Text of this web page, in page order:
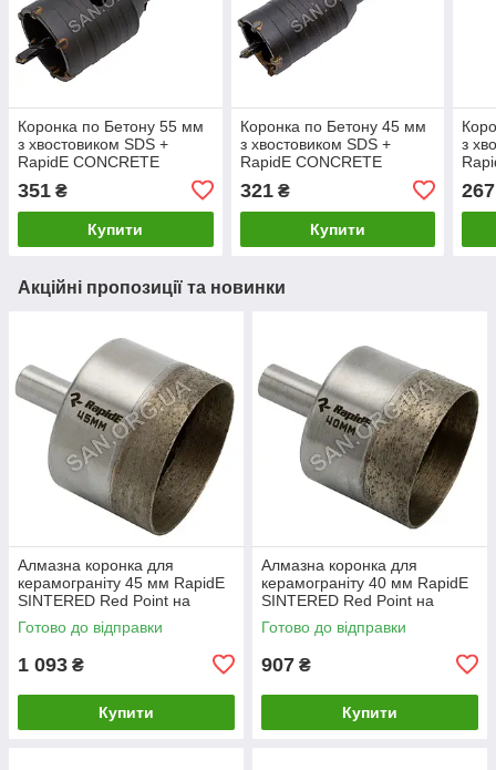
Коронка по Бетону 55 мм
з хвостовиком SDS +
RapidE CONCRETE
351 ₴
Купити
Коронка по Бетону 45 мм
з хвостовиком SDS +
RapidE CONCRETE
321₴
Купити
з
267
Акційні пропозиції та новинки
Алмазна коронка для
керамограніту 45 мм RapidE
SINTERED Red Point на
Дриль
Готово до відправки
1 093 ₴
Купити
Алмазна коронка для
керамограніту 40 мм RapidE
SINTERED Red Point на
Дриль
Готово до відправки
907 ₴
Купити